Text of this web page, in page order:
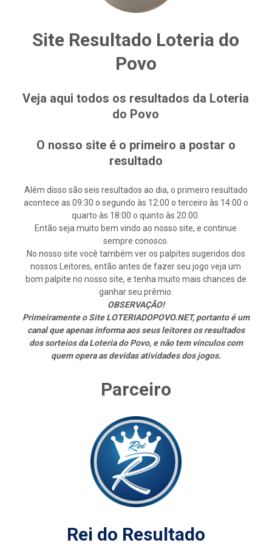
Site Resultado Loteria do
Povo
Veja aqui todos os resultados da Loteria
do Povo
O nosso site é o primeiro a postar o
resultado
Além disso são seis resultados ao dia, o primeiro resultado
acontece as 09:30 o segundo às 12:00 o terceiro às 14:00 o
quarto às 18:00 o quinto às 20:00.
Então seja muito bem vindo ao nosso site, e continue
sempre conosco.
No nosso site você também ver os palpites sugeridos dos
nossos Leitores, então antes de fazer seu jogo veja um
bom palpite no nosso site, e tenha muito mais chances de
ganhar seu prêmio.
OBSERVAÇÃO!
Primeiramente o Site LOTERIADOPOVO.NET, portanto é um
canal que apenas informa aos seus leitores os resultados
dos sorteios da Loteria do Povo, e não tem vínculos com
quem opera as devidas atividades dos jogos.
Parceiro
Rei do Resultado